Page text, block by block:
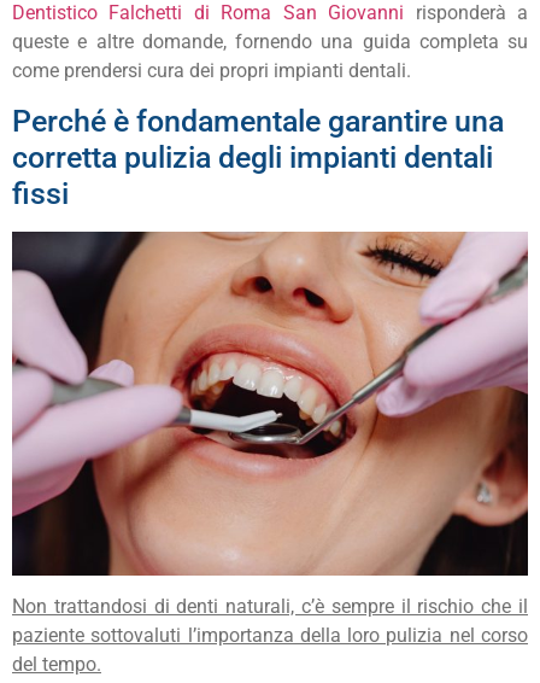
Dentistico Falchetti di Roma San Giovanni risponderà a
queste e altre domande, fornendo una guida completa su
come prendersi cura dei propri impianti dentali.
Perché è fondamentale garantire una
corretta pulizia degli impianti dentali
fissi
Non trattandosi di denti naturali, c’è sempre il rischio che il
paziente sottovaluti l’importanza della loro pulizia nel corso
del tempo.